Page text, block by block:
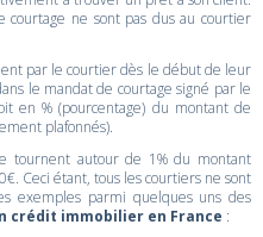
courtage ne sont pas dus au courtier
par le courtier dès le début de leur
le mandat de courtage signé par le
en % (pourcentage) du montant de
plafonnés).
tournent autour de 1% du montant
Ceci étant, tous les courtiers ne sont
exemples parmi quelques uns des
crédit immobilier en France :